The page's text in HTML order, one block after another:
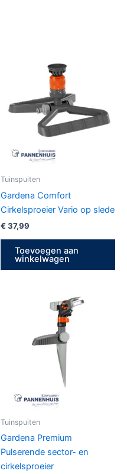
Tuinspuiten
Gardena Comfort
Cirkelsproeier Vario op slede
€ 37,99
Toevoegen aan
winkelwagen
Tuinspuiten
Gardena Premium
Pulserende sector- en
cirkelsproeier